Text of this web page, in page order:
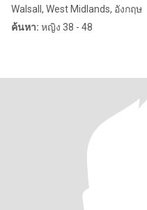
Walsall, West Midlands, อังกฤษ
ค้นหา: หญิง 38 - 48